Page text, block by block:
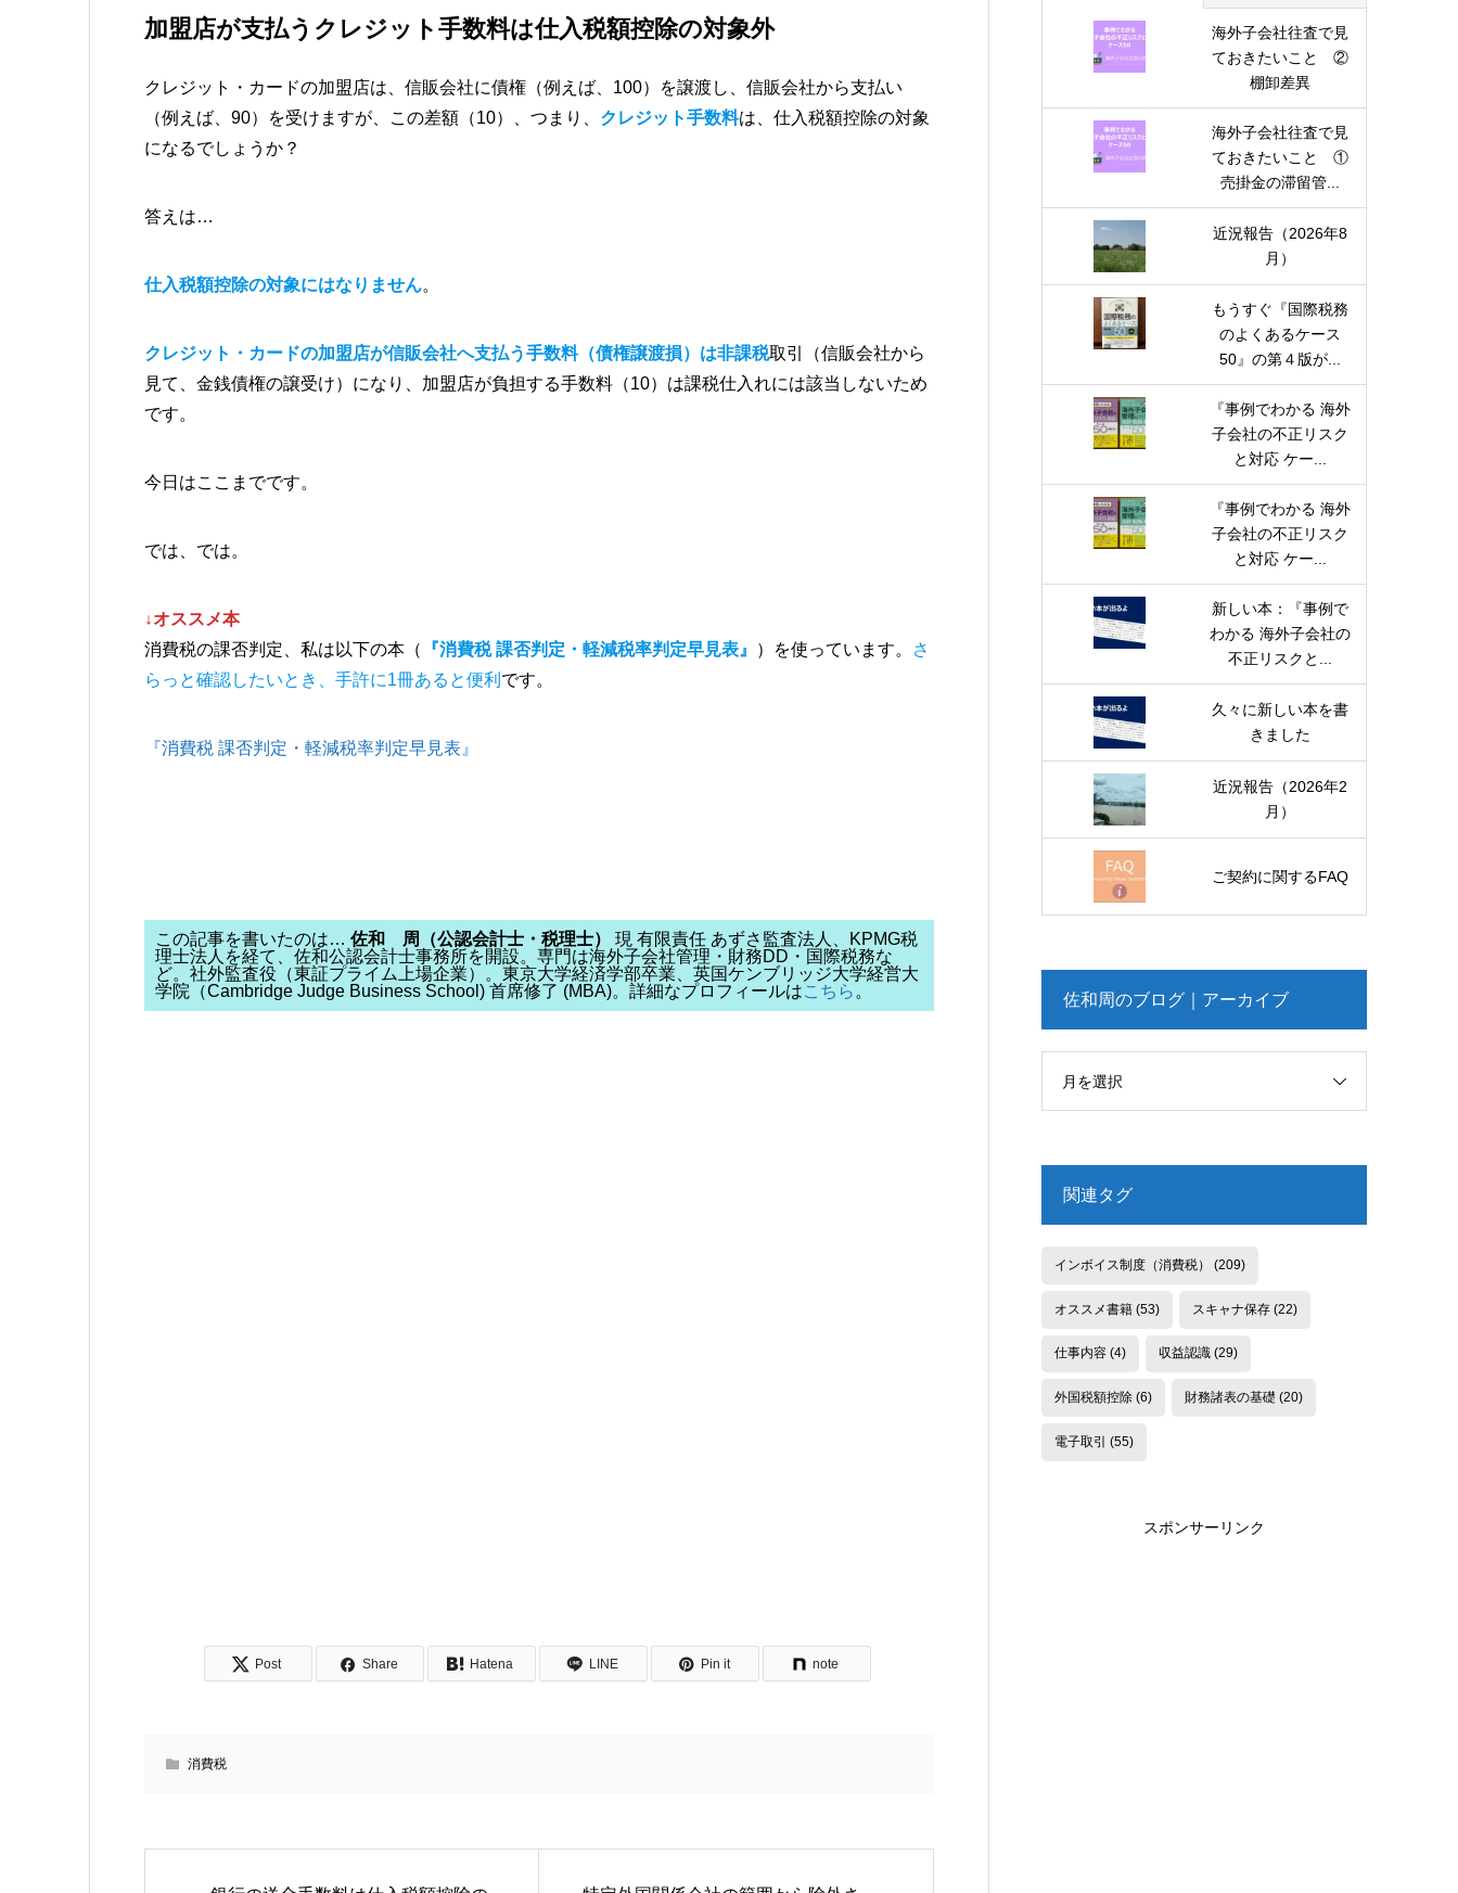
加盟店が支払うクレジット手数料は仕入税額控除の対象外
クレジット・カードの加盟店は、信販会社に債権（例えば、100）を譲渡し、信販会社から支払い
（例えば、90）を受けますが、この差額（10）、つまり、 クレジット手数料は、仕入税額控除の対象
になるでしょうか？
答えは…
仕入税額控除の対象にはなりません。
クレジット・カードの加盟店が信販会社へ支払う手数料（債権譲渡損）は非課税取引（信販会社から
見て、金銭債権の譲受け）になり、加盟店が負担する手数料（10）は課税仕入れには該当しないため
です。
今日はここまでです。
では、では。
↓オススメ本
消費税の課否判定、私は以下の本（
『消費税 課否判定・軽減税率判定早見表』 ）を使っています。
さ
らっと確認したいとき、手許に1冊あると便利 です。
『消費税 課否判定・軽減税率判定早見表』
この記事を書いたのは… 佐和 周（公認会計士・税理士）
現 有限責任 あずさ監査法人、KPMG税
理士法人を経て、佐和公認会計士事務所を開設。専門は海外子会社管理・財務DD・国際税務な
ど。社外監査役（東証プライム上場企業）。東京大学経済学部卒業、英国ケンブリッジ大学経営大
学院（Cambridge Judge Business School) 首席修了 (MBA)。詳細なプロフィールはこちら 。
Post Share Hatena LINE Pin it note
消費税
海外子会社往査で見
ておきたいこと ②
棚卸差異
海外子会社往査で見
ておきたいこと ①
売掛金の滞留管...
近況報告（2026年8
月）
もうすぐ『国際税務
のよくあるケース
50』の第４版が...
『事例でわかる 海外
子会社の不正リスク
と対応 ケー...
『事例でわかる 海外
子会社の不正リスク
と対応 ケー...
新しい本：『事例で
わかる 海外子会社の
不正リスクと...
久々に新しい本を書
きました
近況報告（2026年2
月）
ご契約に関するFAQ
佐和周のブログ｜アーカイブ
月を選択
関連タグ
インボイス制度（消費税） (209)
オススメ書籍(53) スキャナ保存(22)
仕事内容(4) 収益認識(29)
外国税額控除(6) 財務諸表の基礎 (20)
電子取引 (55)
スポンサーリンク